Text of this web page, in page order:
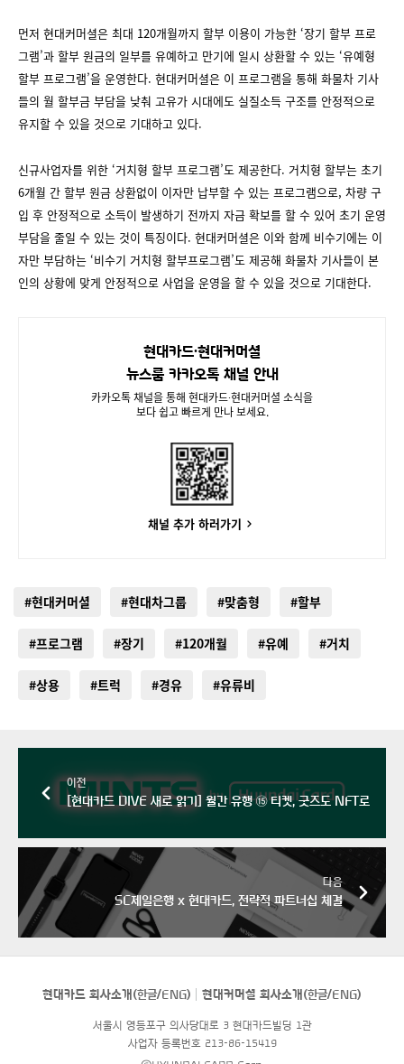
먼저 현대커머셜은 최대 120개월까지 할부 이용이 가능한 ‘장기 할부 프로
그램’과 할부 원금의 일부를 유예하고 만기에 일시 상환할 수 있는 ‘유예형
할부 프로그램’을 운영한다. 현대커머셜은 이 프로그램을 통해 화물차 기사
들의 월 할부금 부담을 낮춰 고유가 시대에도 실질소득 구조를 안정적으로
유지할 수 있을 것으로 기대하고 있다.
신규사업자를 위한 ‘거치형 할부 프로그램’도 제공한다. 거치형 할부는 초기
6개월 간 할부 원금 상환없이 이자만 납부할 수 있는 프로그램으로, 차량 구
입 후 안정적으로 소득이 발생하기 전까지 자금 확보를 할 수 있어 초기 운영
부담을 줄일 수 있는 것이 특징이다. 현대커머셜은 이와 함께 비수기에는 이
자만 부담하는 ‘비수기 거치형 할부프로그램’도 제공해 화물차 기사들이 본
인의 상황에 맞게 안정적으로 사업을 운영을 할 수 있을 것으로 기대한다.
현대카드∙현대커머셜
뉴스룸 카카오톡 채널 안내
카카오톡 채널을 통해 현대카드∙현대커머셜 소식을
보다 쉽고 빠르게 만나 보세요.
채널 추가 하러가기
#현대커머셜 #현대차그룹 #맞춤형 #할부
#프로그램 #장기 #120개월 #유예 #거치
#상용 #트럭 #경유 #유류비
이전
[현대카드 DIVE 새로 읽기] 월간 유행 ⑮ 티켓, 굿즈도 NFT로
다음
SC제일은행 x 현대카드, 전략적 파트너십 체결
현대카드 회사소개(한글/ENG) 현대커머셜 회사소개(한글/ENG)
서울시 영등포구 의사당대로 3 현대카드빌딩 1관
사업자 등록번호 213-86-15419